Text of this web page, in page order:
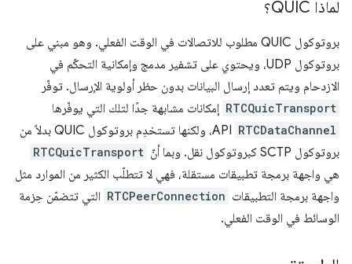
لماذا QUIC؟
بروتوكول QUIC مطلوب للاتصالات في الوقت الفعلي. وهو مبني على
بروتوكول UDP، ويحتوي على تشفير مدمج وإمكانية التحكّم في
الازدحام ويتم تعدد إرسال البيانات بدون حظر أولوية الإرسال. توفّر
RTCQuicTransport إمكانات مشابهة جدًا لتلك التي يوفّرها
RTCDataChannel
API، ولكنها تستخدِم بروتوكول QUIC بدلاً من
بروتوكول SCTP كبروتوكول نقل. وبما أنّ
RTCQuicTransport
هي واجهة برمجة تطبيقات مستقلة، فهي لا تتطلّب الكثير من الموارد مثل
واجهة برمجة التطبيقات RTCPeerConnection التي تتضمّن حِزمة
الوسائط في الوقت الفعلي.